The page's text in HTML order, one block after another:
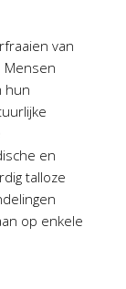
van
hun
en
talloze
op enkele